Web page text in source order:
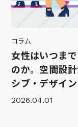
コラム
女性はいつま
のか。空間設
シブ・デザイン
2026.04.01